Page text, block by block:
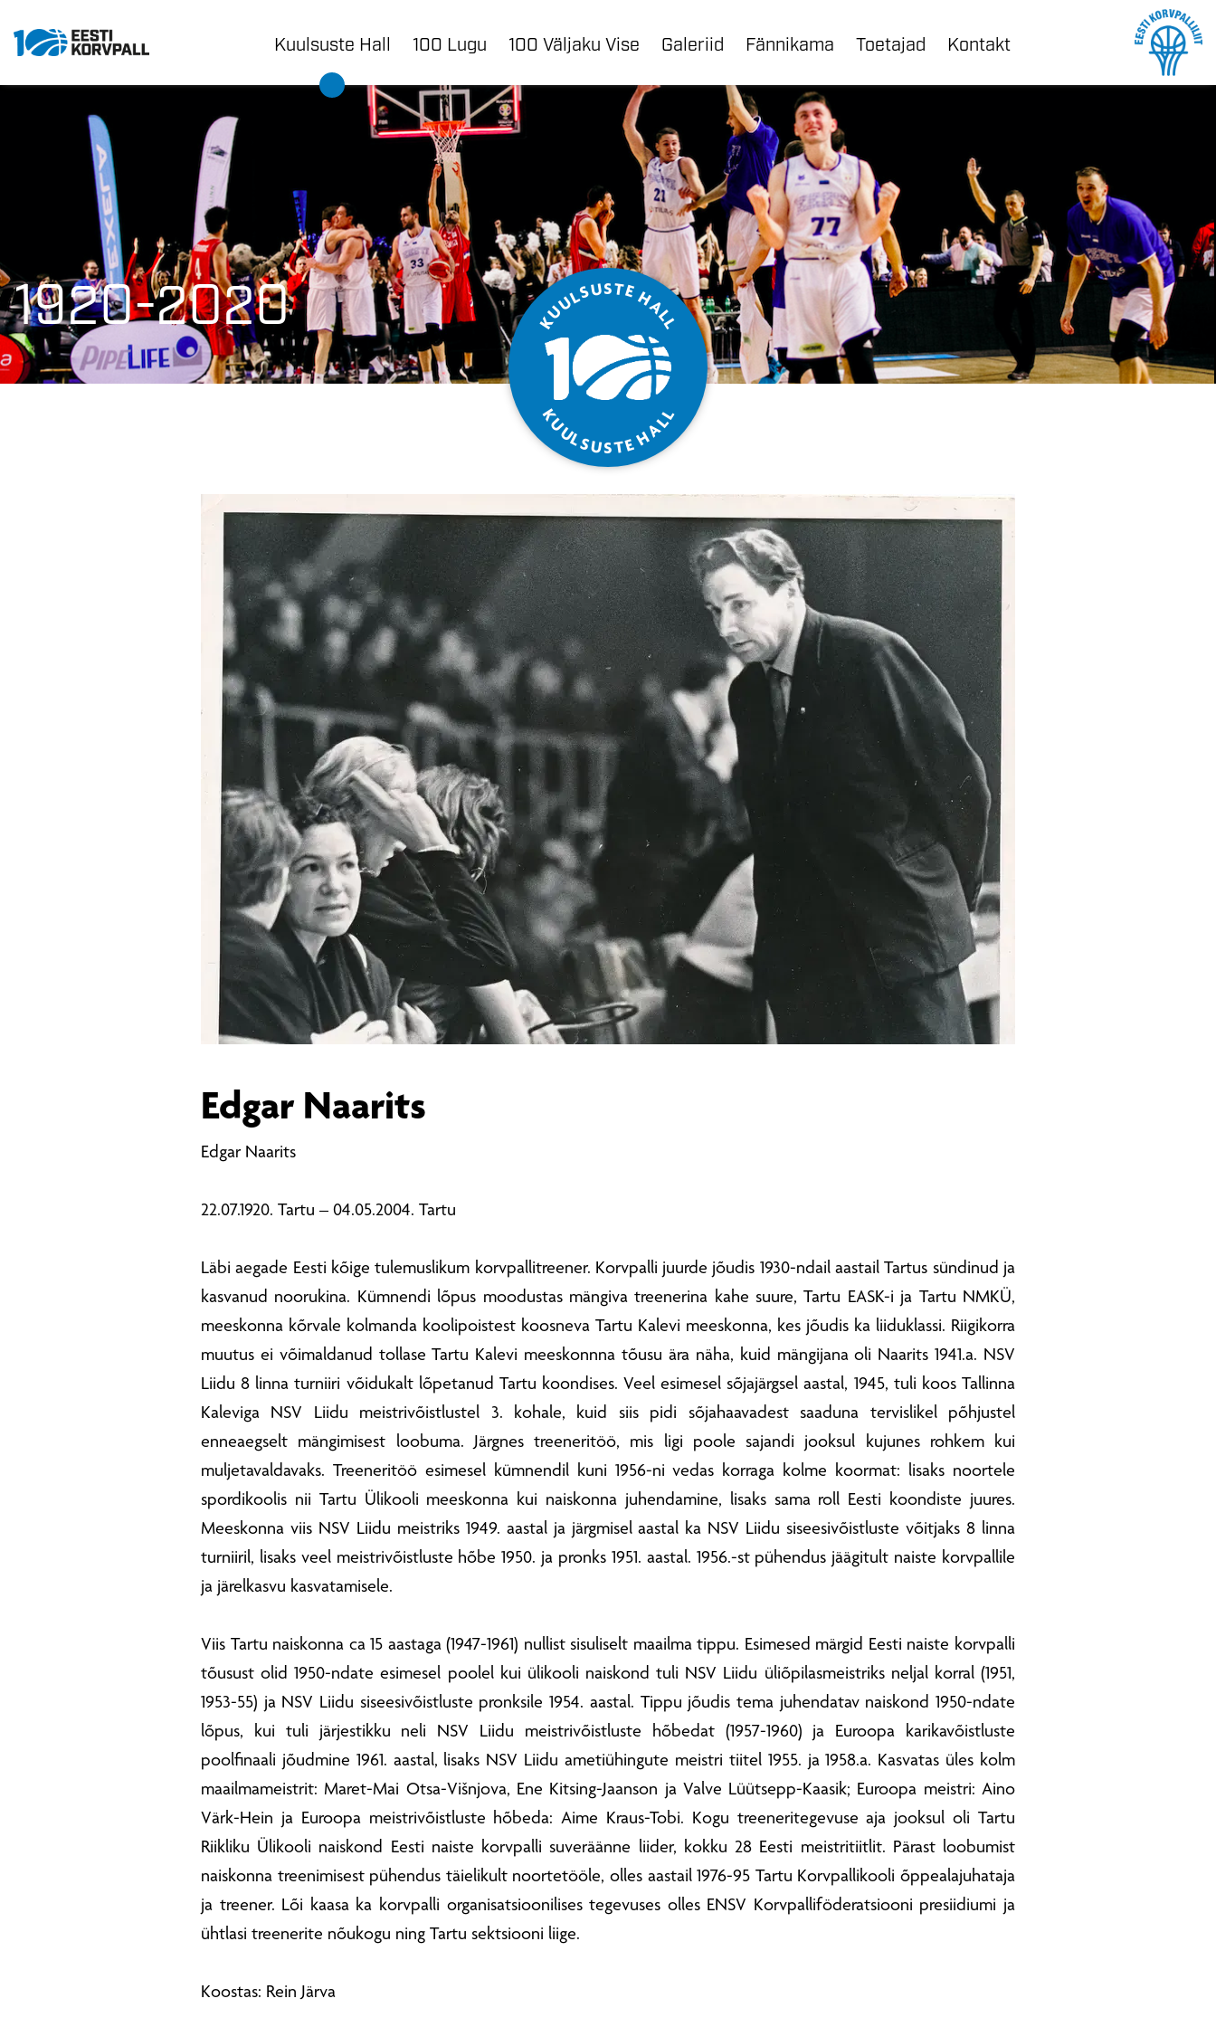
Kuulsuste Hall 100 Lugu 100 Väljaku Vise Galeriid Fännikama Toetajad Kontakt
K
UULSUSTEHAL
L
K
UULSUSTEHAL
L
1920-2020
1920-2020
Edgar Naarits
Edgar Naarits
22.07.1920. Tartu – 04.05.2004. Tartu
Läbi aegade Eesti kõige tulemuslikum korvpallitreener. Korvpalli juurde jõudis 1930-ndail aastail Tartus sündinud ja
kasvanud noorukina. Kümnendi lõpus moodustas mängiva treenerina kahe suure, Tartu EASK-i ja Tartu NMKÜ,
meeskonna kõrvale kolmanda koolipoistest koosneva Tartu Kalevi meeskonna, kes jõudis ka liiduklassi. Riigikorra
muutus ei võimaldanud tollase Tartu Kalevi meeskonnna tõusu ära näha, kuid mängijana oli Naarits 1941.a. NSV
Liidu 8 linna turniiri võidukalt lõpetanud Tartu koondises. Veel esimesel sõjajärgsel aastal, 1945, tuli koos Tallinna
Kaleviga NSV Liidu meistrivõistlustel 3. kohale, kuid siis pidi sõjahaavadest saaduna tervislikel põhjustel
enneaegselt mängimisest loobuma. Järgnes treeneritöö, mis ligi poole sajandi jooksul kujunes rohkem kui
muljetavaldavaks. Treeneritöö esimesel kümnendil kuni 1956-ni vedas korraga kolme koormat: lisaks noortele
spordikoolis nii Tartu Ülikooli meeskonna kui naiskonna juhendamine, lisaks sama roll Eesti koondiste juures.
Meeskonna viis NSV Liidu meistriks 1949. aastal ja järgmisel aastal ka NSV Liidu siseesivõistluste võitjaks 8 linna
turniiril, lisaks veel meistrivõistluste hõbe 1950. ja pronks 1951. aastal. 1956.-st pühendus jäägitult naiste korvpallile
ja järelkasvu kasvatamisele.
Viis Tartu naiskonna ca 15 aastaga (1947-1961) nullist sisuliselt maailma tippu. Esimesed märgid Eesti naiste korvpalli
tõusust olid 1950-ndate esimesel poolel kui ülikooli naiskond tuli NSV Liidu üliõpilasmeistriks neljal korral (1951,
1953-55) ja NSV Liidu siseesivõistluste pronksile 1954. aastal. Tippu jõudis tema juhendatav naiskond 1950-ndate
lõpus, kui tuli järjestikku neli NSV Liidu meistrivõistluste hõbedat (1957-1960) ja Euroopa karikavõistluste
poolfinaali jõudmine 1961. aastal, lisaks NSV Liidu ametiühingute meistri tiitel 1955. ja 1958.a. Kasvatas üles kolm
maailmameistrit: Maret-Mai Otsa-Višnjova, Ene Kitsing-Jaanson ja Valve Lüütsepp-Kaasik; Euroopa meistri: Aino
Värk-Hein ja Euroopa meistrivõistluste hõbeda: Aime Kraus-Tobi. Kogu treeneritegevuse aja jooksul oli Tartu
Riikliku Ülikooli naiskond Eesti naiste korvpalli suveräänne liider, kokku 28 Eesti meistritiitlit. Pärast loobumist
naiskonna treenimisest pühendus täielikult noortetööle, olles aastail 1976-95 Tartu Korvpallikooli õppealajuhataja
ja treener. Lõi kaasa ka korvpalli organisatsioonilises tegevuses olles ENSV Korvpalliföderatsiooni presiidiumi ja
ühtlasi treenerite nõukogu ning Tartu sektsiooni liige.
Koostas: Rein Järva